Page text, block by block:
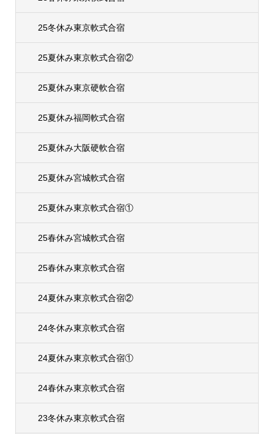
25冬休み東京軟式合宿
25夏休み東京軟式合宿②
25夏休み東京硬軟合宿
25夏休み福岡軟式合宿
25夏休み大阪硬軟合宿
25夏休み宮城軟式合宿
25夏休み東京軟式合宿①
25春休み宮城軟式合宿
25春休み東京軟式合宿
24夏休み東京軟式合宿②
24冬休み東京軟式合宿
24夏休み東京軟式合宿①
24春休み東京軟式合宿
23冬休み東京軟式合宿